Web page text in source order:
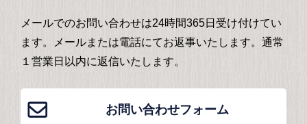
メールでのお問い合わせは24時間365日受け付けてい
ます。メールまたは電話にてお返事いたします。通常
１営業日以内に返信いたします。
お問い合わせフォーム